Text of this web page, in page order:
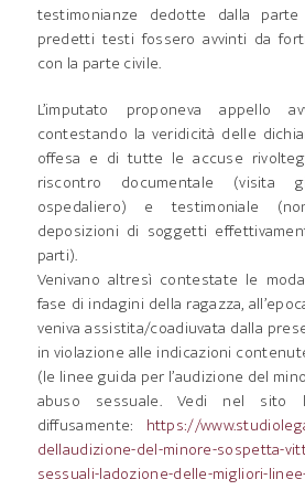
testimonianze dedotte dalla
predetti testi fossero avvinti da
con la parte civile.
L’imputato proponeva appello
contestando la veridicità delle
offesa e di tutte le accuse
riscontro documentale (visita
ospedaliero) e testimoniale
deposizioni di soggetti
parti).
Venivano altresì contestate le
fase di indagini della ragazza,
veniva assistita/coadiuvata dalla
in violazione alle indicazioni
(le linee guida per l’audizione del
abuso sessuale. Vedi nel sito
diffusamente: https://
dellaudizione-del-minore-sospetta-
sessuali-ladozione-delle-migliori-